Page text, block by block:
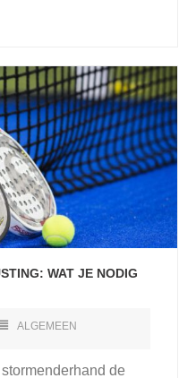
WAT JE NODIG
ALGEMEEN
de